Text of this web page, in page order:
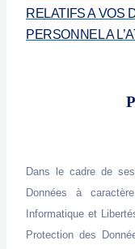
RELATIFS A VOS
PERSONNEL A
Dans le cadre de
Données à
Informatique et
Protection des